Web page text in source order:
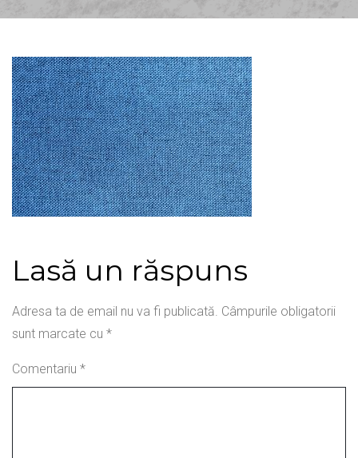
Lasă un răspuns
Adresa ta de email nu va fi publicată. Câmpurile obligatorii
sunt marcate cu *
Comentariu *